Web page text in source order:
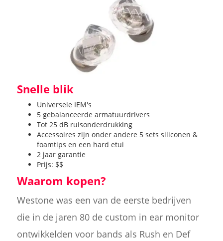
Snelle blik
Universele IEM's
5 gebalanceerde armatuurdrivers
Tot 25 dB ruisonderdrukking
Accessoires zijn onder andere 5 sets siliconen &
foamtips en een hard etui
2 jaar garantie
Prijs: $$
Waarom kopen?
Westone was een van de eerste bedrijven
die in de jaren 80 de custom in ear monitor
ontwikkelden voor bands als Rush en Def